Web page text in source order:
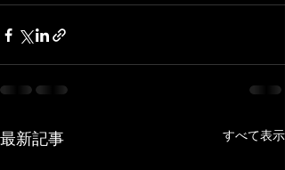
最新記事 すべて表示